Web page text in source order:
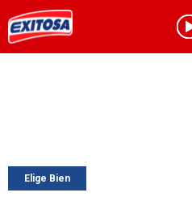
Elige Bien